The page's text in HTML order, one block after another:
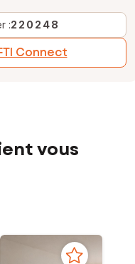
:220248
Connect
vous